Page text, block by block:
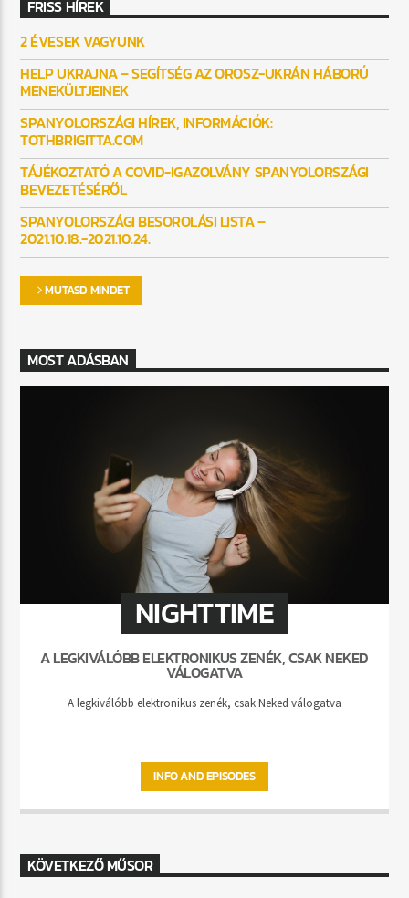
FRISS HÍREK
2 ÉVESEK VAGYUNK
HELP UKRAJNA – SEGÍTSÉG AZ OROSZ-UKRÁN HÁBORÚ
MENEKÜLTJEINEK
SPANYOLORSZÁGI HÍREK, INFORMÁCIÓK:
TOTHBRIGITTA.COM
TÁJÉKOZTATÓ A COVID-IGAZOLVÁNY SPANYOLORSZÁGI
BEVEZETÉSÉRŐL
SPANYOLORSZÁGI BESOROLÁSI LISTA –
2021.10.18.-2021.10.24.
MUTASD MINDET
MOST ADÁSBAN
NIGHTTIME
A LEGKIVÁLÓBB ELEKTRONIKUS ZENÉK, CSAK NEKED
VÁLOGATVA
A legkiválóbb elektronikus zenék, csak Neked válogatva
INFO AND EPISODES
KÖVETKEZŐ MŰSOR